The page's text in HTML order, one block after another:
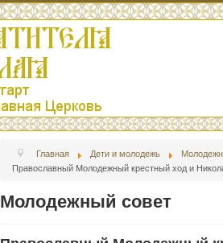
Главная Дети и молодежь
Православный Молодежный крестный ход и
Молодежный совет